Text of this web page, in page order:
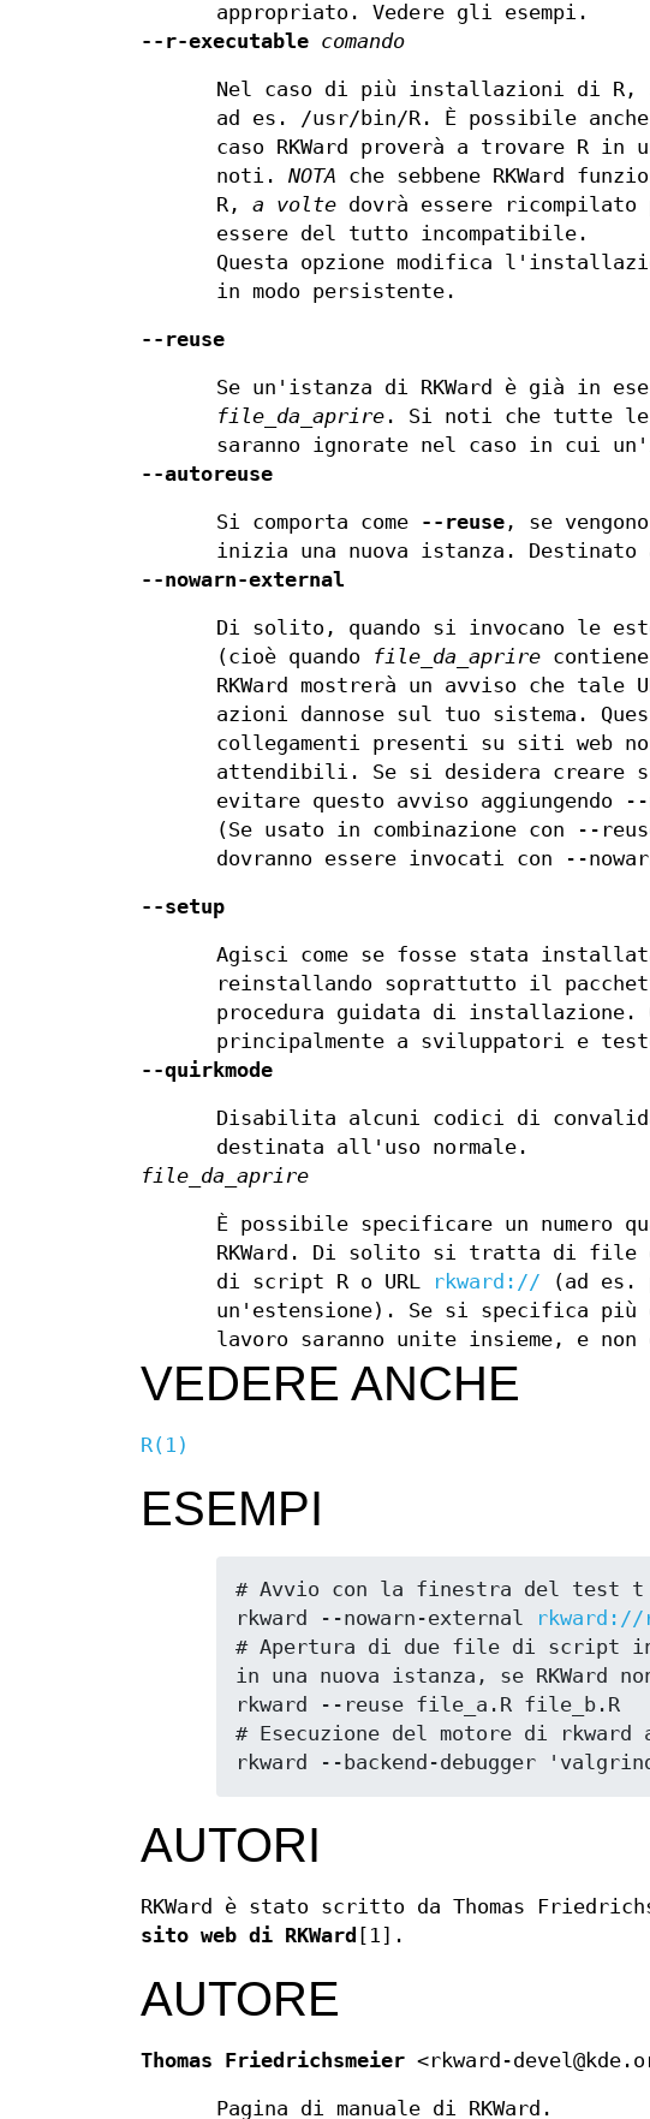
appropriato. Vedere gli esempi.
--r-executable comando
Nel caso di più installazioni di
ad es. /usr/bin/R. È possibile
caso RKWard proverà a trovare R
noti.NOTA che sebbene RKWard
R,a volte dovrà essere ricompilato
essere del tutto incompatibile.
Questa opzione modifica
in modo persistente.
--reuse
Se un'istanza di RKWard è già in
file_da_aprire . Si noti che tutte le
saranno ignorate nel caso in cui
--autoreuse
Si comporta come --reuse , se
inizia una nuova istanza.
--nowarn-external
Di solito, quando si invocano le
(cioè quando file_da_aprire
RKWard mostrerà un avviso che tale
azioni dannose sul tuo sistema.
collegamenti presenti su siti web
attendibili. Se si desidera creare
evitare questo avviso aggiungendo
(Se usato in combinazione con --
dovranno essere invocati con --
--setup
Agisci come se fosse stata
reinstallando soprattutto il
procedura guidata di
principalmente a sviluppatori e
--quirkmode
Disabilita alcuni codici di
destinata all'uso normale.
file_da_aprire
È possibile specificare un numero
RKWard. Di solito si tratta di
di script R o URL
rkward:// (ad es.
un'estensione). Se si specifica
lavoro saranno unite insieme, e
VEDERE ANCHE
R(1)
ESEMPI
# Avvio con la finestra del test t
rkward --nowarn-external
# Apertura di due file di script in
in una nuova istanza, se RKWard
rkward --reuse file_a.R file_b.R
# Esecuzione del motore di
rkward --backend-debugger
AUTORI
RKWard è stato scritto da Thomas
sito web di RKWard
[1].
AUTORE
Thomas Friedrichsmeier <rkward-
Pagina di manuale di RKWard.